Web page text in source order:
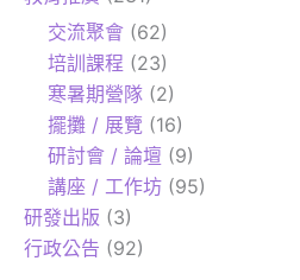
交流聚會 (62)
培訓課程 (23)
寒暑期營隊 (2)
擺攤 / 展覽 (16)
研討會 / 論壇 (9)
講座 / 工作坊 (95)
研發出版 (3)
行政公告 (92)